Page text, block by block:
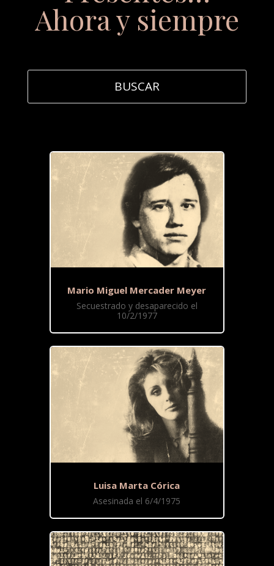
Ahora y siempre
Mario Miguel Mercader Meyer
Secuestrado y desaparecido el
10/2/1977
Luisa Marta Córica
Asesinada el 6/4/1975